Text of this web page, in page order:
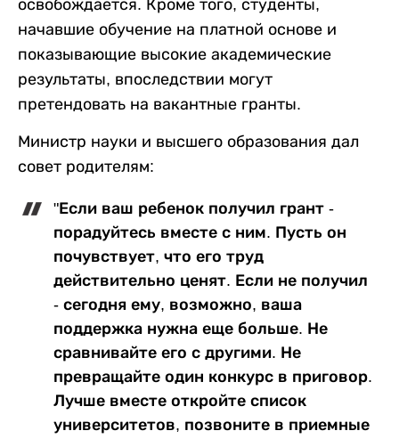
освобождается. Кроме того, студенты,
начавшие обучение на платной основе и
показывающие высокие академические
результаты, впоследствии могут
претендовать на вакантные гранты.
Министр науки и высшего образования дал
совет родителям:
"Если ваш ребенок получил грант -
порадуйтесь вместе с ним. Пусть он
почувствует, что его труд
действительно ценят. Если не получил
- сегодня ему, возможно, ваша
поддержка нужна еще больше. Не
сравнивайте его с другими. Не
превращайте один конкурс в приговор.
Лучше вместе откройте список
университетов, позвоните в приемные